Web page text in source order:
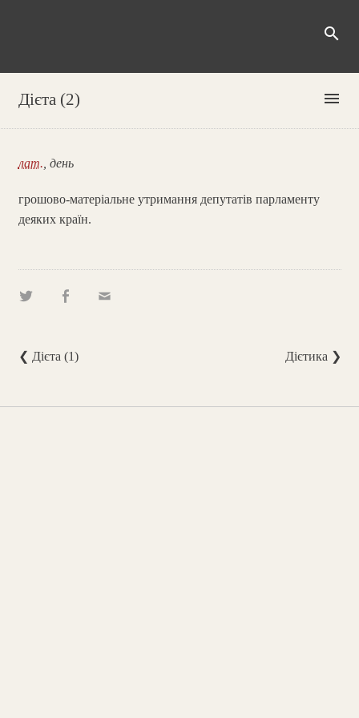
search
Дієта (2) menu
лат. , день
грошово-матеріальне утримання депутатів парламенту
деяких країн.
❮ Дієта (1) Дієтика ❯